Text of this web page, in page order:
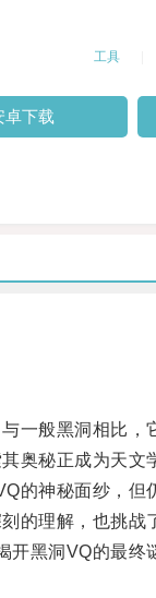
工具
卓下载
般黑洞相比，
秘正成为天文
神秘面纱，但
理解，也挑战
黑洞VQ的最终